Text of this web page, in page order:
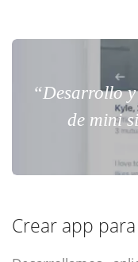
“Desarrollo
de mini
Crear app